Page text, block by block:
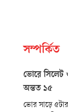
সম্পর্কিত
ভোরে সিলেট
অন্তত ১৫
ভোর সাড়ে